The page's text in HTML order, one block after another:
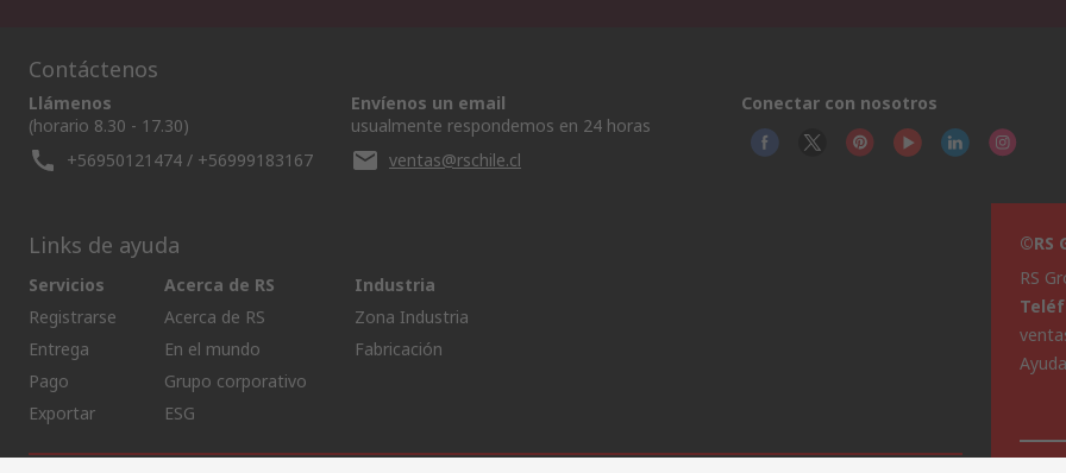
Contáctenos
Llámenos
(horario 8.30 - 17.30)
+56950121474 / +56999183167
Envíenos un email
usualmente respondemos en 24 horas
ventas@rschile.cl
Conectar con nosotros
Links de ayuda
Servicios
Registrarse
Entrega
Pago
Exportar
Acerca de RS
Acerca de RS
En el mundo
Grupo corporativo
ESG
Industria
Zona Industria
Fabricación
©RS
RS